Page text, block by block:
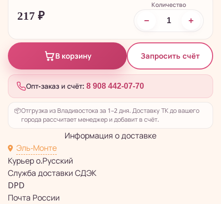
217 ₽
Количество
− +
В корзину Запросить счёт
Опт-заказ и счёт: 8 908 442-07-70
📦Отгрузка из Владивостока за 1–2 дня. Доставку ТК до вашего
города рассчитает менеджер и добавит в счёт.
Информация о доставке
Эль-Монте
Курьер о.Русский
Служба доставки СДЭК
DPD
Почта России